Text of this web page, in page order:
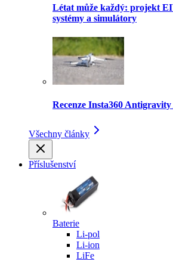
Létat může každý: projekt
systémy a simulátory
Recenze Insta360
Všechny články
Příslušenství
Baterie
Li-pol
Li-ion
LiFe